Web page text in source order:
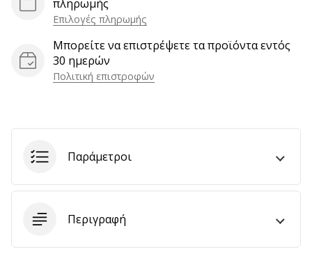
χάντμπολ
Γίνε
πρεσβευτής/
πρέσβειρα
μας
Εμφάνιση
των
πληρωμής
Επιλογές πληρωμής
Μπορείτε να επιστρέψετε τα προϊόντα εντός
30 ημερών
Πολιτική επιστροφών
Παράμετροι
Περιγραφή